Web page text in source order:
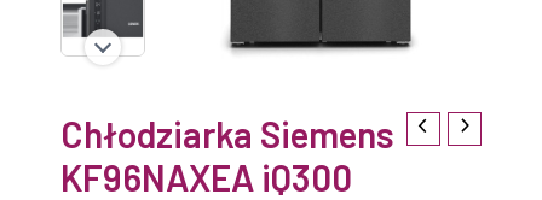
Chłodziarka Siemens
KF96NAXEA iQ300